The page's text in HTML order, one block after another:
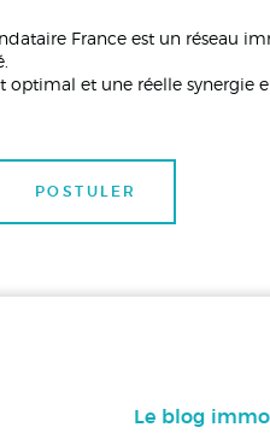
France est un réseau
et une réelle synergie
POSTULER
Le blog